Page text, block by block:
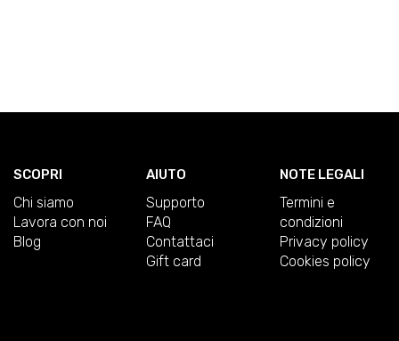
SCOPRI
Chi siamo
Lavora con noi
Blog
AIUTO
Supporto
FAQ
Contattaci
Gift card
NOTE LEGALI
Termini e
condizioni
Privacy policy
Cookies policy